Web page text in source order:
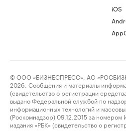
iOS
© ООО «БИЗНЕСПРЕСС», АО
2026. Сообщения и материалы
(свидетельство о регистрации
выдано Федеральной службой по
информационных технологий и
(Роскомнадзор) 09.12.2015 за
издания «РБК» (свидетельство о